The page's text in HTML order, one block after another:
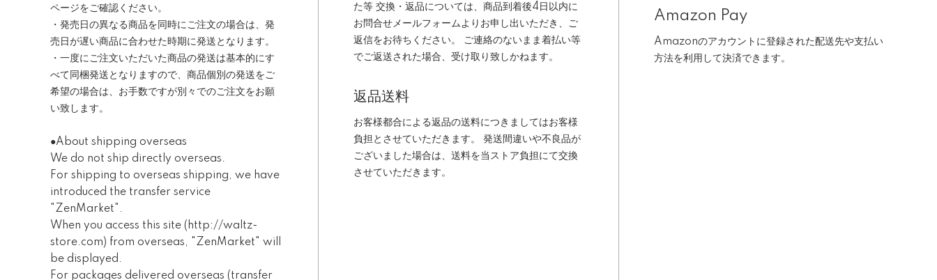
ページをご確認ください。
・発売日の異なる商品を同時にご注文の場合は、発
売日が遅い商品に合わせた時期に発送となります。
・一度にご注文いただいた商品の発送は基本的にす
べて同梱発送となりますので、商品個別の発送をご
希望の場合は、お手数ですが別々でのご注文をお願
い致します。
●About shipping overseas
We do not ship directly overseas.
For shipping to overseas shipping, we have
introduced the transfer service
"ZenMarket".
When you access this site ( http://waltz-
store.com) from overseas, "ZenMarket" will
be displayed.
For packages delivered overseas (transfer
た等 交換・返品については、商品到着後4日以内に
お問合せメールフォームよりお申し出いただき、ご
返信をお待ちください。 ご連絡のないまま着払い等
でご返送された場合、受け取り致しかねます。
返品送料
お客様都合による返品の送料につきましてはお客様
負担とさせていただきます。 発送間違いや不良品が
ございました場合は、送料を当ストア負担にて交換
させていただきます。
Amazon Pay
Amazonのアカウントに登録された配送先や支払い
方法を利用して決済できます。